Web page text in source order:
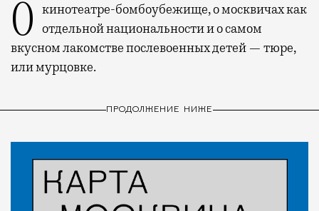
О кинотеатре-бомбоубежище, о москвичах как отдельной национальности и о самом
вкусном лакомстве послевоенных детей — тюре,
или мурцовке.
ПРОДОЛЖЕНИЕ НИЖЕ